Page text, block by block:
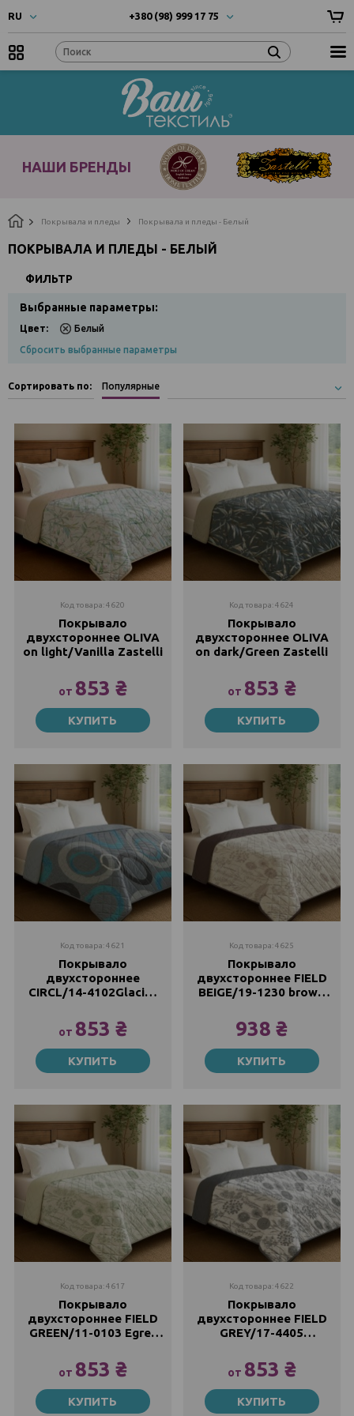
RU
UA- Українска
RU- Русский
+380 (98) 999 17 75
НАШИ БРЕНДЫ
Покрывала и пледы Покрывала и пледы - Белый
ПОКРЫВАЛА И ПЛЕДЫ - БЕЛЫЙ
ФИЛЬТР
Выбранные параметры:
Цвет: Белый
Сбросить выбранные параметры
Сортировать по: Популярные
Код товара: 4620
Покрывало
двухстороннее OLIVA
on light/Vanilla Zastelli
от 853 ₴
145х210
853 ₴
200х210
1110 ₴
КУПИТЬ
Код товара: 4624
Покрывало
двухстороннее OLIVA
on dark/Green Zastelli
от 853 ₴
145x210
853 ₴
200х210
1110 ₴
КУПИТЬ
Код товара: 4621
Покрывало
двухстороннее
CIRCL/14-4102Glacier
от 853 ₴
145х210
853 ₴
200х210
1110 ₴
КУПИТЬ
Код товара: 4625
Покрывало
двухстороннее FIELD
BEIGE/19-1230 brown
938 ₴
145x210
Закончился
938 ₴
200х210
Закончился
КУПИТЬ
Код товара: 4617
Покрывало
двухстороннее FIELD
GREEN/11-0103 Egret
от 853 ₴
145х210
853 ₴ КУПИТЬ
Код товара: 4622
Покрывало
двухстороннее FIELD
GREY/17-4405
от 853 ₴
145х210
853 ₴ КУПИТЬ